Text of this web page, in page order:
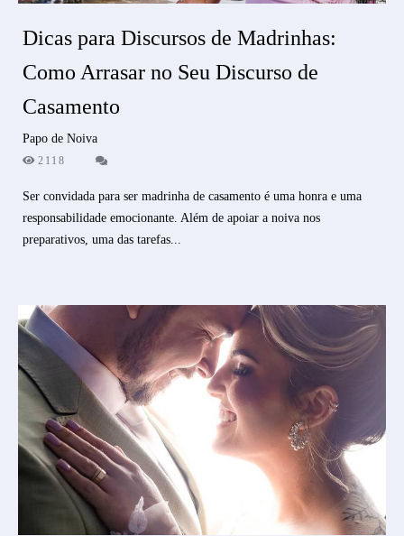
Dicas para Discursos de Madrinhas:
Como Arrasar no Seu Discurso de
Casamento
Papo de Noiva
2118
Ser convidada para ser madrinha de casamento é uma honra e uma
responsabilidade emocionante. Além de apoiar a noiva nos
preparativos, uma das tarefas...